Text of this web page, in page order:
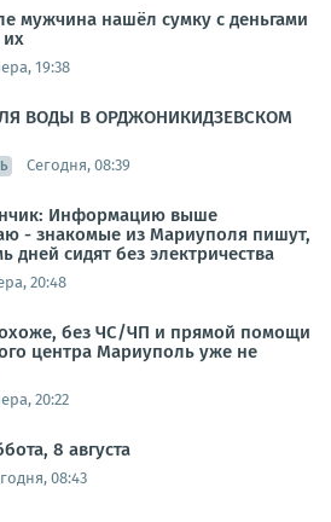
мужчина нашёл сумку с деньгами
их
19:38
ВОДЫ В ОРДЖОНИКИДЗЕВСКОМ
Сегодня, 08:39
Информацию выше
- знакомые из Мариуполя пишут,
дней сидят без электричества
20:48
без ЧС/ЧП и прямой помощи
центра Мариуполь уже не
20:22
8 августа
08:43